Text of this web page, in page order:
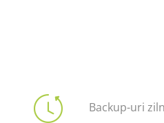
Backup-uri